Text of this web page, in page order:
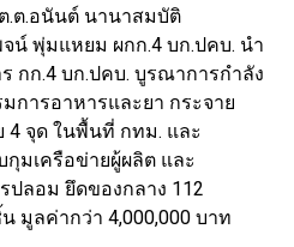
.ต.อนันต์ นานาสมบัติ
จน์ พุ่มแหยม ผกก.4 บก.ปคบ. นำ
กก.4 บก.ปคบ. บูรณาการกำลัง
การอาหารและยา กระจาย
4 จุด ในพื้นที่ กทม. และ
กุมเครือข่ายผู้ผลิต และ
ลอม ยึดของกลาง 112
มูลค่ากว่า 4,000,000 บาท